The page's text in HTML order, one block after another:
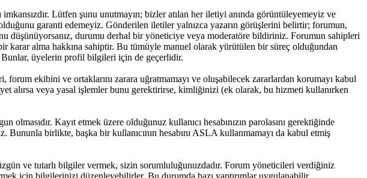
Lütfen şunu unutmayın; bizler atılan her iletiyi anında görüntüleyemeyiz ve
garanti edemeyiz. Gönderilen iletiler yalnızca yazarın görüşlerini belirtir; forumun,
düşünüyorsanız, durumu derhal bir yöneticiye veya moderatöre bildiriniz. Forumun sahipleri
karar alma hakkına sahiptir. Bu tümüyle manuel olarak yürütülen bir süreç olduğundan
Bunlar, üyelerin profil bilgileri için de geçerlidir.
forum ekibini ve ortaklarını zarara uğratmamayı ve oluşabilecek zararlardan korumayı kabul
alırsa veya yasal işlemler bunu gerektirirse, kimliğinizi (ek olarak, bu hizmeti kullanırken
Kayıt etmek üzere olduğunuz kullanıcı hesabınızın parolasını gerektiğinde
birlikte, başka bir kullanıcının hesabını ASLA kullanmamayı da kabul etmiş
ve tutarlı bilgiler vermek, sizin sorumluluğunuzdadır. Forum yöneticileri verdiğiniz